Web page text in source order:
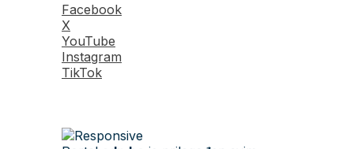
Facebook
X
YouTube
Instagram
TikTok